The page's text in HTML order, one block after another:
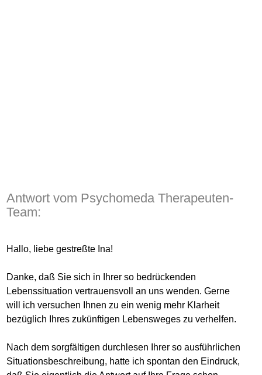
Antwort vom Psychomeda Therapeuten-
Team:
Hallo, liebe gestreßte Ina!
Danke, daß Sie sich in Ihrer so bedrückenden
Lebenssituation vertrauensvoll an uns wenden. Gerne
will ich versuchen Ihnen zu ein wenig mehr Klarheit
bezüglich Ihres zukünftigen Lebensweges zu verhelfen.
Nach dem sorgfältigen durchlesen Ihrer so ausführlichen
Situationsbeschreibung, hatte ich spontan den Eindruck,